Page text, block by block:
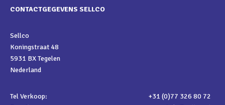
CONTACTGEGEVENS SELLCO
Sellco
Koningstraat 48
5931 BX Tegelen
Nederland
Tel Verkoop:
+31 (0)77 326 80 72